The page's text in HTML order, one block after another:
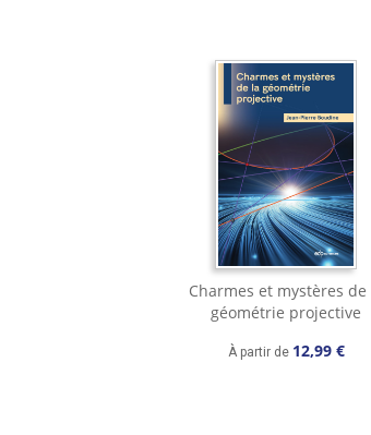
Charmes et mystères de
géométrie projective
À partir de 12,99 €